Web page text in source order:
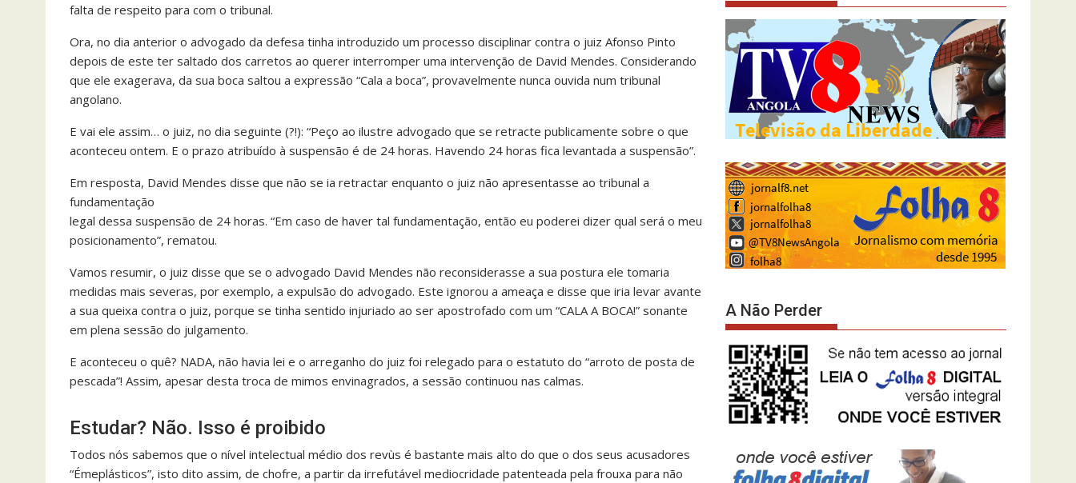
falta de respeito para com o tribunal.
Ora, no dia anterior o advogado da defesa tinha introduzido um processo disciplinar contra o juiz Afonso Pinto
depois de este ter saltado dos carretos ao querer interromper uma intervenção de David Mendes. Considerando
que ele exagerava, da sua boca saltou a expressão “Cala a boca”, provavelmente nunca ouvida num tribunal
angolano.
E vai ele assim… o juiz, no dia seguinte (?!): “Peço ao ilustre advogado que se retracte publicamente sobre o que
aconteceu ontem. E o prazo atribuído à suspensão é de 24 horas. Havendo 24 horas fica levantada a suspensão”.
Em resposta, David Mendes disse que não se ia retractar enquanto o juiz não apresentasse ao tribunal a
fundamentação
legal dessa suspensão de 24 horas. “Em caso de haver tal fundamentação, então eu poderei dizer qual será o meu
posicionamento”, rematou.
Vamos resumir, o juiz disse que se o advogado David Mendes não reconsiderasse a sua postura ele tomaria
medidas mais severas, por exemplo, a expulsão do advogado. Este ignorou a ameaça e disse que iria levar avante
a sua queixa contra o juiz, porque se tinha sentido injuriado ao ser apostrofado com um “CALA A BOCA!” sonante
em plena sessão do julgamento.
E aconteceu o quê? NADA, não havia lei e o arreganho do juiz foi relegado para o estatuto do “arroto de posta de
pescada”! Assim, apesar desta troca de mimos envinagrados, a sessão continuou nas calmas.
Estudar? Não. Isso é proibido
Todos nós sabemos que o nível intelectual médio dos revùs é bastante mais alto do que o dos seus acusadores
“Émeplásticos”, isto dito assim, de chofre, a partir da irrefutável mediocridade patenteada pela frouxa para não
A Não Perder